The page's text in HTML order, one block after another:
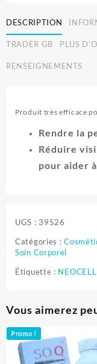
DESCRIPTION
TRADER GB PLUS
RENSEIGNEMENTS
Produit très efficace
Rendre la
Réduire
pour aider
UGS : 39526
Catégories :
Soin Corporel
Étiquette : NEOCELL
Vous aimerez
Promo !